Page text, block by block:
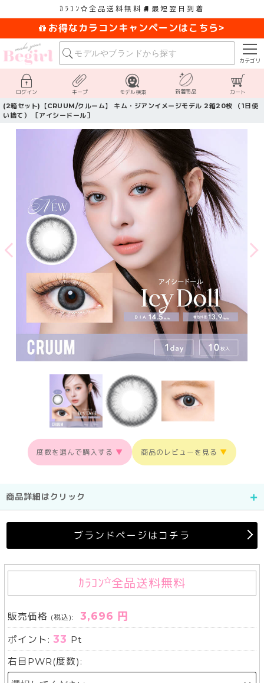
ｶﾗｺﾝ 全品送料無料 最短翌日到着
お得なカラコンキャンペーンはこちら>
カテゴリ
ログイン キープ モデル検索 新着商品 カート
(2箱セット)【CRUUM/クルーム】 キム・ジアンイメージモデル 2箱20枚 （1日使
い捨て） ［アイシードール］
度数を選んで購入する ▼ 商品のレビューを見る ▼
商品詳細はクリック
ブランドページはコチラ
ｶﾗｺﾝ 全品送料無料
販売価格 (税込): 3,696 円
ポイント:33 Pt
右目PWR(度数):